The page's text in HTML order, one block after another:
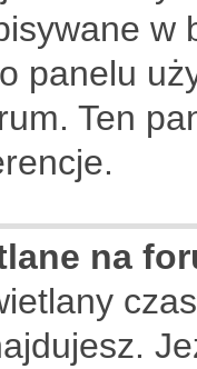
w
panelu
Ten
na